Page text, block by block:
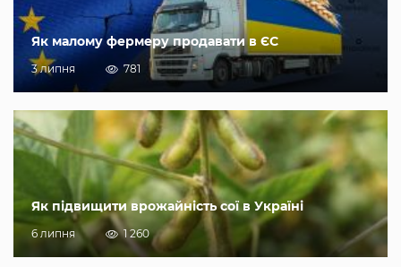
Як малому фермеру продавати в ЄС
3 липня 781
Як підвищити врожайність сої в Україні
6 липня 1 260